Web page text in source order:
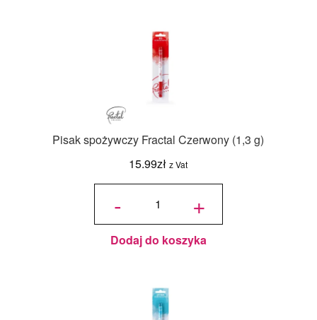
Pisak spożywczy Fractal Czerwony (1,3 g)
15.99zł z Vat
-
ilość Pisak
Czerwony
(1,3 g) +
Dodaj do koszyka